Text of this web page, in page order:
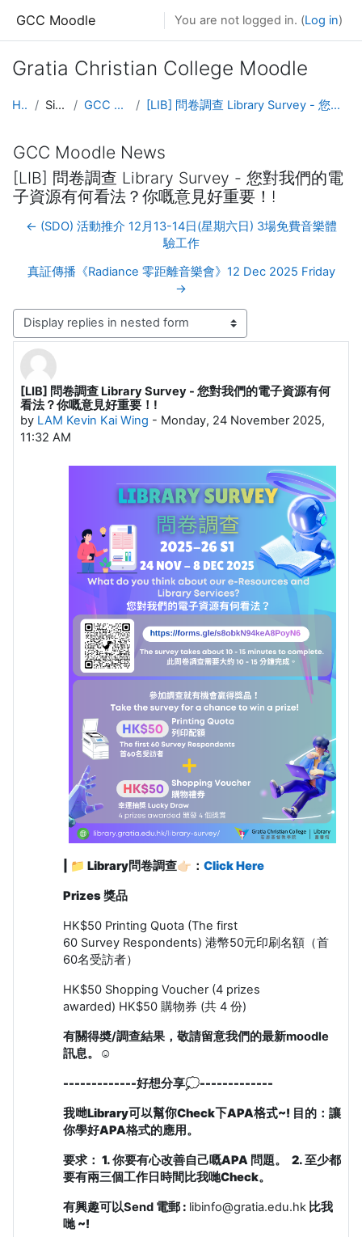
GCC Moodle You are not logged in. (Log in)
Gratia Christian College Moodle
Home Site pages GCC Moodle News [LIB] 問卷調查 Library Survey - 您對我們的電子資源有何看法？你嘅意見好重要！!
GCC Moodle News
[LIB] 問卷調查 Library Survey - 您對我們的電
子資源有何看法？你嘅意見好重要！!
← (SDO) 活動推介 12月13-14日(星期六日) 3場免費音樂體
驗工作
真証傳播《Radiance 零距離音樂會》12 Dec 2025 Friday
→
Display mode
[LIB] 問卷調查 Library Survey - 您對我們的電子資源有何
看法？你嘅意見好重要！!
by LAM Kevin Kai Wing - Monday, 24 November 2025,
11:32 AM
Number of replies: 0
📁 Library問卷調查👉🏻： Click Here
Prizes 獎品
HK$50 Printing Quota (The first
60 Survey Respondents) 港幣50元印刷名額（首
60名受訪者）
HK$50 Shopping Voucher (4 prizes
awarded) HK$50 購物券 (共 4 份)
有關得奬/調查結果，敬請留意我們的最新moodle
訊息。☺️
-------------好想分享💭-------------
我哋Library可以幫你Check下APA格式~! 目的： 讓
你學好APA格式的應用。
要求： 1. 你要有心改善自己嘅APA 問題。 2. 至少都
要有兩三個工作日時間比我哋Check。
有興趣可以Send 電郵 : libinfo@gratia.edu.hk 比我
哋~!